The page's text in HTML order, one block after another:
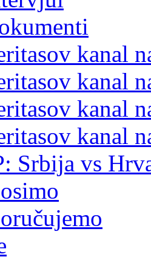
kanal
kanal
kanal
kanal
Srbija vs